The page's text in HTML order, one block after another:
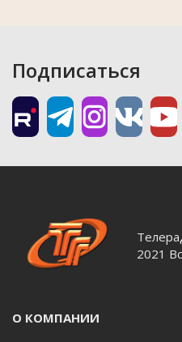
Подписаться
2021
О КОМПАНИИ